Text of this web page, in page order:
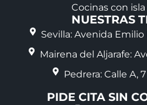
Cocinas con
NUESTRAS
Sevilla: Avenida Emilio
Mairena del Aljarafe:
Pedrera: Calle A,
PIDE CITA SIN